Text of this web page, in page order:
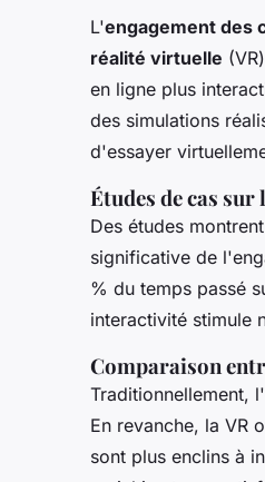
L'engagement des
réalité virtuelle
en ligne plus
des simulations
d'essayer
Études de cas sur
Des études
significative de
% du temps passé
interactivité stimule
Comparaison
Traditionnellement,
En revanche, la VR
sont plus enclins à